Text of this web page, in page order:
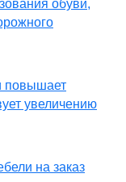
обуви,
повышает
увеличению
на заказ